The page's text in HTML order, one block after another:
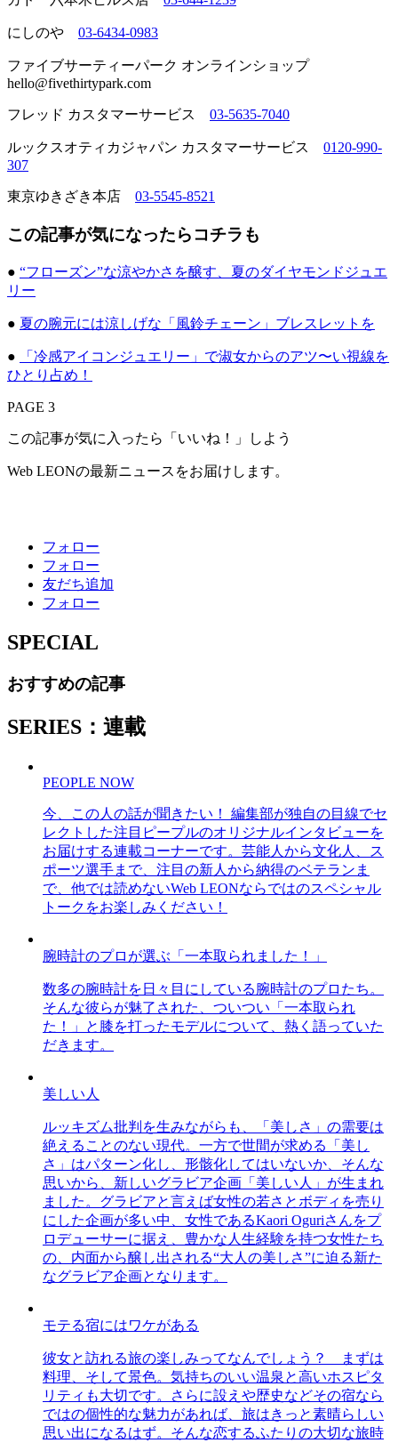
にしのや 03-6434-0983
ファイブサーティーパーク オンラインショップ
hello@fivethirtypark.com
フレッド カスタマーサービス 03-5635-7040
ルックスオティカジャパン カスタマーサービス 0120-990-
307
東京ゆきざき本店 03-5545-8521
この記事が気になったらコチラも
● “フローズン”な涼やかさを醸す、夏のダイヤモンドジュエ
リー
● 夏の腕元には涼しげな「風鈴チェーン」ブレスレットを
●
「冷感アイコンジュエリー」で淑女からのアツ〜い視線を
ひとり占め！
PAGE 3
この記事が気に入ったら「いいね！」しよう
Web LEONの最新ニュースをお届けします。
フォロー
フォロー
友だち追加
フォロー
SPECIAL
おすすめの記事
SERIES：連載
PEOPLE NOW
今、この人の話が聞きたい！ 編集部が独自の目線でセ
レクトした注目ピープルのオリジナルインタビューを
お届けする連載コーナーです。芸能人から文化人、ス
ポーツ選手まで、注目の新人から納得のベテランま
で、他では読めないWeb LEONならではのスペシャル
トークをお楽しみください！
腕時計のプロが選ぶ「一本取られました！」
数多の腕時計を日々目にしている腕時計のプロたち。
そんな彼らが魅了された、ついつい「一本取られ
た！」と膝を打ったモデルについて、熱く語っていた
だきます。
美しい人
ルッキズム批判を生みながらも、「美しさ」の需要は
絶えることのない現代。一方で世間が求める「美し
さ」はパターン化し、形骸化してはいないか、そんな
思いから、新しいグラビア企画「美しい人」が生まれ
ました。グラビアと言えば女性の若さとボディを売り
にした企画が多い中、女性であるKaori Oguriさんをプ
ロデューサーに据え、豊かな人生経験を持つ女性たち
の、内面から醸し出される“大人の美しさ”に迫る新た
なグラビア企画となります。
モテる宿にはワケがある
彼女と訪れる旅の楽しみってなんでしょう？ まずは
料理、そして景色。気持ちのいい温泉と高いホスピタ
リティも大切です。さらに設えや歴史などその宿なら
ではの個性的な魅力があれば、旅はきっと素晴らしい
思い出になるはず。そんな恋するふたりの大切な旅時